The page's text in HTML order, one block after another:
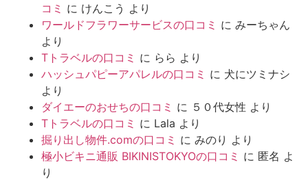
コミ に けんこう より
ワールドフラワーサービスの口コミ に みーちゃん
より
Tトラベルの口コミ に らら より
ハッシュパピーアパレルの口コミ に 犬にツミナシ
より
ダイエーのおせちの口コミ に ５０代女性 より
Tトラベルの口コミ に Lala より
掘り出し物件.comの口コミ に みのり より
極小ビキニ通販 BIKINISTOKYOの口コミ に 匿名 よ
り